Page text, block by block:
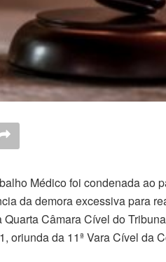
Médico foi condenada ao
da demora excessiva para
Câmara Cível do
oriunda da 11ª Vara Cível da